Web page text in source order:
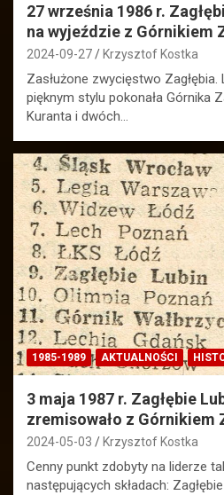
27 września 1986 r.
na wyjeździe z Górnikiem
2024-09-27 Krzysztof Kostka
Zasłużone zwycięstwo Zagłębia.
pięknym stylu pokonała Górnika
Kuranta i dwóch…
1985-1989 AKTUALNOŚCI
3 maja 1987 r. Zagłębie
zremisowało z Górnikiem
2024-05-03 Krzysztof Kostka
Cenny punkt zdobyty na liderze
następujących składach: